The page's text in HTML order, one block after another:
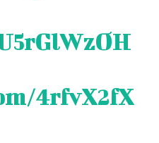
4rfvX2fX